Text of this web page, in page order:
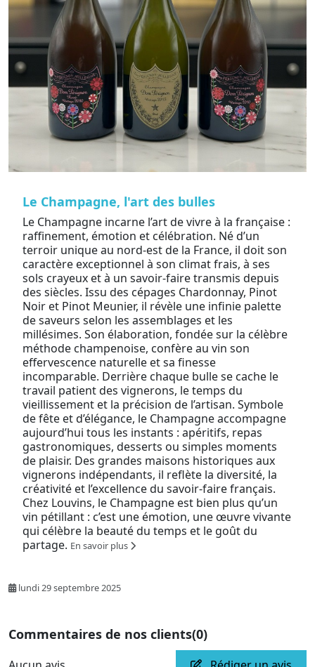
Le Champagne, l'art des bulles
Le Champagne incarne l’art de vivre à la française :
raffinement, émotion et célébration. Né d’un
terroir unique au nord-est de la France, il doit son
caractère exceptionnel à son climat frais, à ses
sols crayeux et à un savoir-faire transmis depuis
des siècles. Issu des cépages Chardonnay, Pinot
Noir et Pinot Meunier, il révèle une infinie palette
de saveurs selon les assemblages et les
millésimes. Son élaboration, fondée sur la célèbre
méthode champenoise, confère au vin son
effervescence naturelle et sa finesse
incomparable. Derrière chaque bulle se cache le
travail patient des vignerons, le temps du
vieillissement et la précision de l’artisan. Symbole
de fête et d’élégance, le Champagne accompagne
aujourd’hui tous les instants : apéritifs, repas
gastronomiques, desserts ou simples moments
de plaisir. Des grandes maisons historiques aux
vignerons indépendants, il reflète la diversité, la
créativité et l’excellence du savoir-faire français.
Chez Louvins, le Champagne est bien plus qu’un
vin pétillant : c’est une émotion, une œuvre vivante
qui célèbre la beauté du temps et le goût du
partage. En savoir plus
lundi 29 septembre 2025
Commentaires de nos clients(0)